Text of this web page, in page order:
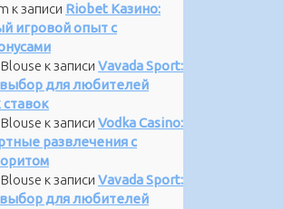
к записи Riobet Казино:
игровой опыт с
к записи Vavada Sport:
для любителей
к записи Vodka Casino:
развлечения с
к записи Vavada Sport:
для любителей